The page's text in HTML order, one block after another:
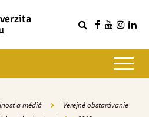
a médiá
Verejné obstarávanie